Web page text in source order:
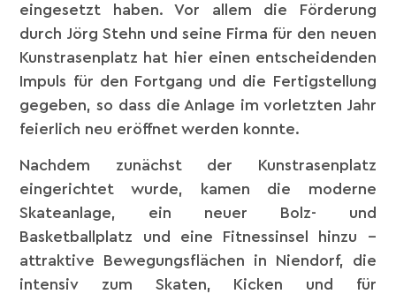
eingesetzt haben. Vor allem die Förderung
durch Jörg Stehn und seine Firma für den neuen
Kunstrasenplatz hat hier einen entscheidenden
Impuls für den Fortgang und die Fertigstellung
gegeben, so dass die Anlage im vorletzten Jahr
feierlich neu eröffnet werden konnte.
Nachdem zunächst der Kunstrasenplatz
eingerichtet wurde, kamen die moderne
Skateanlage, ein neuer Bolz- und
Basketballplatz und eine Fitnessinsel hinzu –
attraktive Bewegungsflächen in Niendorf, die
intensiv zum Skaten, Kicken und für